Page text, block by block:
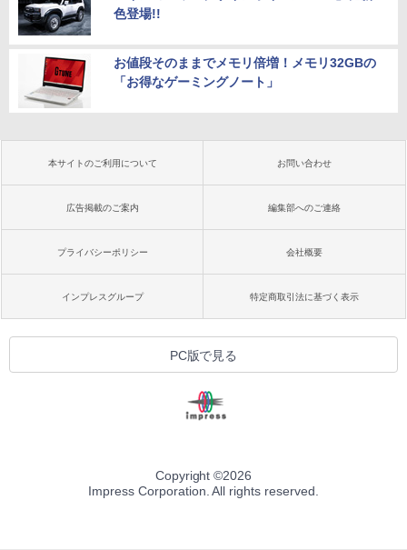
色登場!!
お値段そのままでメモリ倍増！メモリ32GBの
「お得なゲーミングノート」
本サイトのご利用について お問い合わせ
広告掲載のご案内 編集部へのご連絡
プライバシーポリシー 会社概要
インプレスグループ 特定商取引法に基づく表示
PC版で見る
Copyright ©2026
Impress Corporation. All rights reserved.